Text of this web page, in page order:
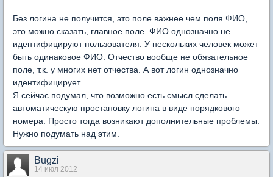
Без логина не получится, это поле важнее чем поля ФИО,
это можно сказать, главное поле. ФИО однозначно не
идентифицируют пользователя. У нескольких человек может
быть одинаковое ФИО. Отчество вообще не обязательное
поле, т.к. у многих нет отчества. А вот логин однозначно
идентифицирует.
Я сейчас подумал, что возможно есть смысл сделать
автоматическую простановку логина в виде порядкового
номера. Просто тогда возникают дополнительные проблемы.
Нужно подумать над этим.
Bugzi
14 июл 2012